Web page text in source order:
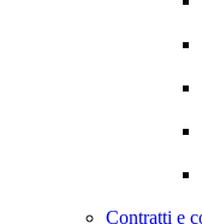
Contratti e